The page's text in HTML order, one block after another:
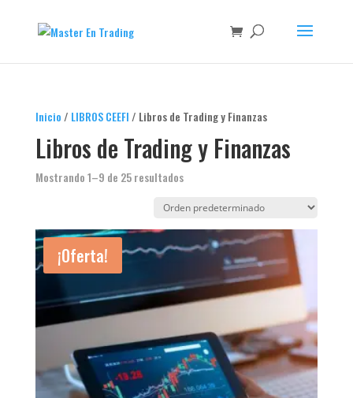
Inicio / LIBROS CEEFI / Libros de Trading y Finanzas
Libros de Trading y Finanzas
Mostrando 1–9 de 25 resultados
¡Oferta!